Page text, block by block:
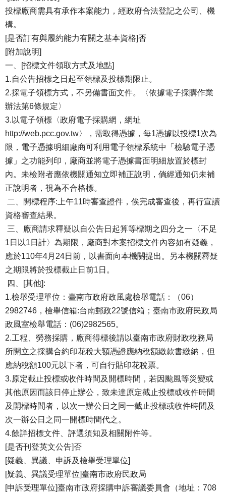
投標廠商需具有承作本案能力，經政府合法登記之公司、機
構。
[是否訂有與履約能力有關之基本資格]否
[附加說明]
一、[招標文件領取方式及地點]
1.自公告招標之日起至領標及投標期限止。
2.採電子領標方式，不另備書面文件。〈依據電子採購作業
辦法第6條規定〉
3.以電子領標〈政府電子採購網，網址
http://web.pcc.gov.tw〉，需取得憑據，每1憑據以投標1次為
限，電子憑據明細廠商可利用電子領標系統中「檢驗電子憑
據」之功能列印，廠商並將電子憑據書面明細放置於標封
內。未檢附者應依機關通知立即補正說明，倘經通知仍未補
正說明者，視為不合格標。
二、開標程序:上午11時審查證件，俟完成審查後，再行宣讀
資格審查結果。
三、廠商請求釋疑以自公告日起算等標期之四分之一〈不足
1日以1日計〉為期限，廠商對本案招標文件內容如有疑義，
應於110年4月24日前，以書面向本機關提出。另本機關釋疑
之期限將於投標截止日前1日。
四、[其他]:
1.檢舉受理單位：臺南市政府政風處檢舉電話：（06）
2982746，檢舉信箱:台南郵政22號信箱；臺南市政府民政局
政風室檢舉電話：(06)2982565。
2.工程、勞務採購，廠商得標後請以臺南市政府財政稅務局
所開立之採購合約印花稅大額憑證應納稅額繳款書繳納，但
應納稅額100元以下者，可自行貼印花稅票。
3.原定截止投標或收件時間及開標時間，若因颱風等災變或
其他原因而該日停止辦公，致未達原定截止投標或收件時間
及開標時間者，以次一辦公日之同一截止投標或收件時間及
次一辦公日之同一開標時間代之。
4.餘詳招標文件、評選須知及相關附件等。
[是否刊登英文公告]否
[疑義、異議、申訴及檢舉受理單位]
[疑義、異議受理單位]臺南市政府民政局
[申訴受理單位]臺南市政府採購申訴審議委員會（地址：708